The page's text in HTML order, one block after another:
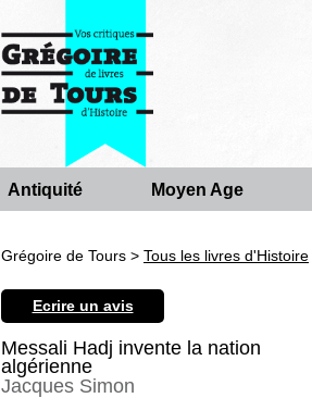
Antiquité Moyen Age
Grégoire de Tours > Tous les livres d'Histoire
Ecrire un avis
Messali Hadj invente la nation
algérienne
Jacques Simon